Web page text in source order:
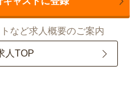
など求人概要のご案内
人TOP